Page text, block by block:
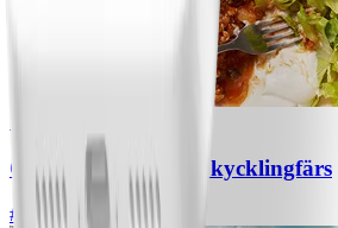
Chili con carne med kycklingfärs
#